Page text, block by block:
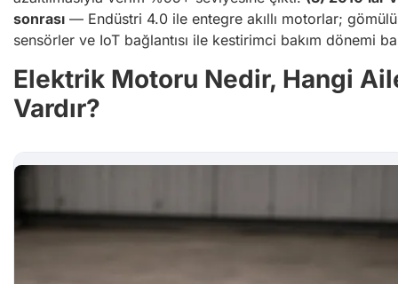
sonrası — Endüstri 4.0 ile entegre akıllı motorlar; gömülü
sensörler ve IoT bağlantısı ile kestirimci bakım dönemi
Elektrik Motoru Nedir, Hangi
Vardır?